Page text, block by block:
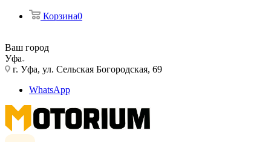
Корзина0
Ваш город
Уфа
г. Уфа, ул. Сельская Богородская, 69
WhatsApp